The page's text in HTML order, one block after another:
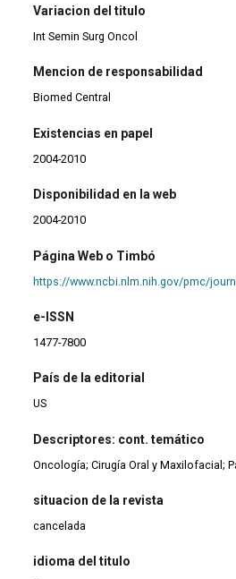
Variacion del titulo
Int Semin Surg Oncol
Mencion de responsabilidad
Biomed Central
Existencias en papel
2004-2010
Disponibilidad en la web
2004-2010
Página Web o Timbó
https://www.ncbi.nlm.nih.gov/pmc/
e-ISSN
1477-7800
País de la editorial
US
Descriptores: cont. temático
Oncología; Cirugía Oral y Maxilofacial;
situacion de la revista
cancelada
idioma del titulo